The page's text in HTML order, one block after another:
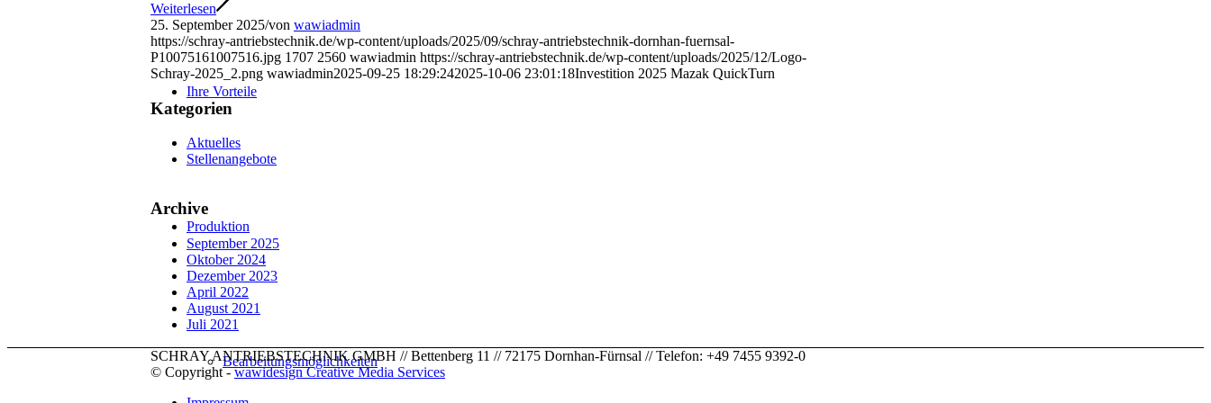
Ihre Vorteile
Produktion
Bearbeitungsmöglichkeiten
Weiterlesen
25. September 2025/von wawiadmin
https://schray-antriebstechnik.de/wp-content/uploads/2025/09/schray-antriebstechnik-dornhan-fuernsal-
P10075161007516.jpg 1707 2560 wawiadmin https://schray-antriebstechnik.de/wp-content/uploads/2025/12/Logo-
Schray-2025_2.png wawiadmin2025-09-25 18:29:242025-10-06 23:01:18Investition 2025 Mazak QuickTurn
Kategorien
Aktuelles
Stellenangebote
Archive
September 2025
Oktober 2024
Dezember 2023
April 2022
August 2021
Juli 2021
SCHRAY ANTRIEBSTECHNIK GMBH // Bettenberg 11 // 72175 Dornhan-Fürnsal // Telefon: +49 7455 9392-0
© Copyright -wawidesign Creative Media Services